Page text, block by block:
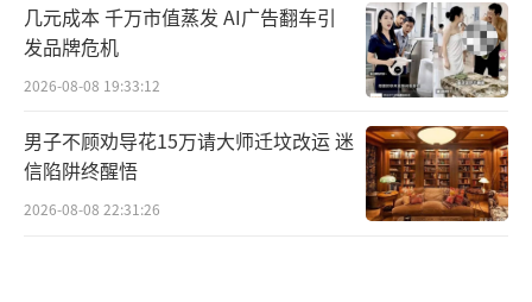
几元成本 千万市值蒸发 AI广告翻车引
发品牌危机
2026-08-08 19:33:12
男子不顾劝导花15万请大师迁坟改运 迷
信陷阱终醒悟
2026-08-08 22:31:26